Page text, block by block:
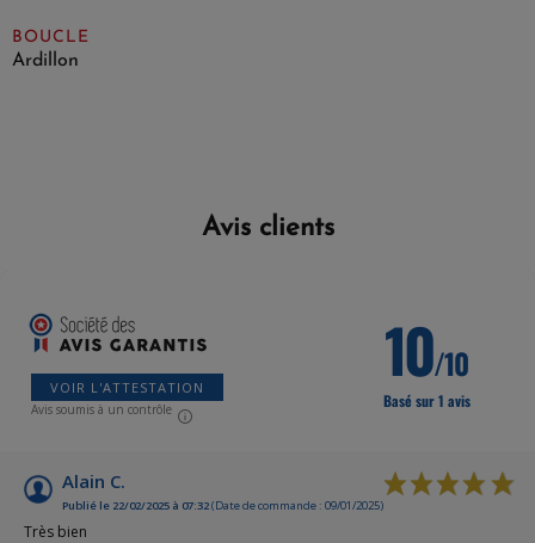
BOUCLE
Ardillon
Avis clients
VOIR L'ATTESTATION
Avis soumis à un contrôle
10/10
Basé sur 1 avis
Alain C.
Publié le 22/02/2025 à 07:32(Date de commande : 09/01/2025)
Très bien